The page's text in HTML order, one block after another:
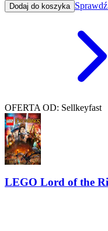
Dodaj do koszyka
OFERTA OD: Sellkeyfast
LEGO Lord of the